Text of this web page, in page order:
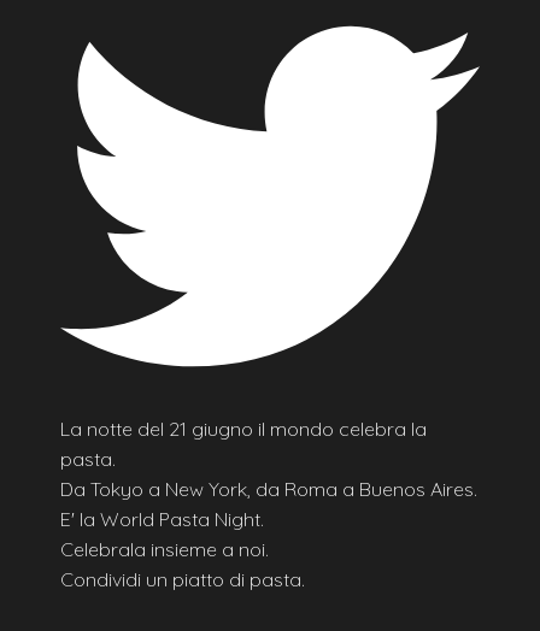
La notte del 21 giugno il mondo celebra la
pasta.
Da Tokyo a New York, da Roma a Buenos Aires.
E' la World Pasta Night.
Celebrala insieme a noi.
Condividi un piatto di pasta.